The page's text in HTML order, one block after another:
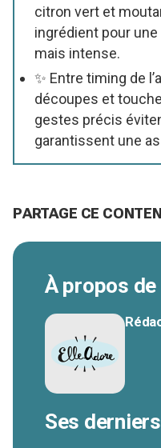
citron vert et
ingrédient pour
mais intense.
✨ Entre timing de
découpes et
gestes précis
garantissent une
PARTAGE CE
À propos
Ses